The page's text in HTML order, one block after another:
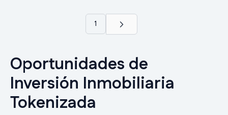
1
Oportunidades de
Inversión Inmobiliaria
Tokenizada